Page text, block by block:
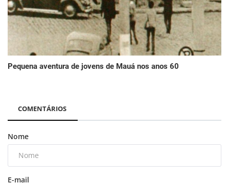
Pequena aventura de jovens de Mauá nos anos 60
COMENTÁRIOS
Nome
E-mail